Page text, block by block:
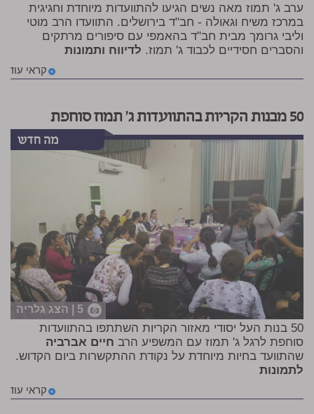
ערב ג' תמוז מאה נשים הגיעו להתוועדות מיוחדת וחגיגית
במרכז משיח וגאולה - חב"ד בירושלים. התוועדו הרב מוטי
וליבי גרומך מבית חב"ד בהאמפי עם סיפורים מרתקים
והסברים חסידיים לכבוד ג' תמוז. לדיווח ותמונות
קראי עוד
50 מבנות הקריות בהתוועדות ג' תמוז סוחפת
5 | הצג גלריה
50 בנות העל יסודי מאזור הקריות השתתפו בהתוועדות
סוחפת לרגל ג' תמוז עם המשפיע הרב חיים אברביה
שהתוועד בחיות מיוחדת על נקודת ההתקשרות ביום הקדוש.
לתמונות
קראי עוד